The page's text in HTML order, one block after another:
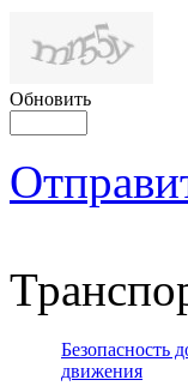
Обновить
Безопасность
движения